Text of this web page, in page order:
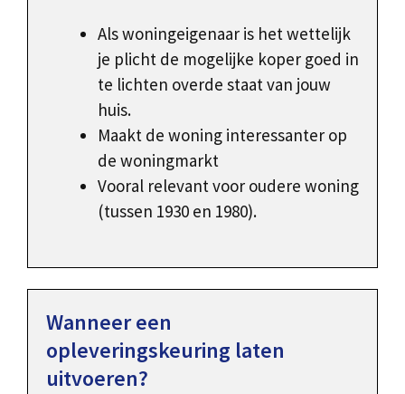
Als woningeigenaar is het wettelijk
je plicht de mogelijke koper goed in
te lichten overde staat van jouw
huis.
Maakt de woning interessanter op
de woningmarkt
Vooral relevant voor oudere woning
(tussen 1930 en 1980).
Wanneer een
opleveringskeuring laten
uitvoeren?